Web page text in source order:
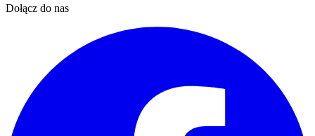
Dołącz do nas